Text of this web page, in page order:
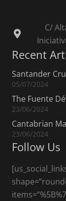
C/
Recent
Santander
05/07/2024
The Fuente
23/06/2024
Cantabrian
23/06/2024
Follow Us